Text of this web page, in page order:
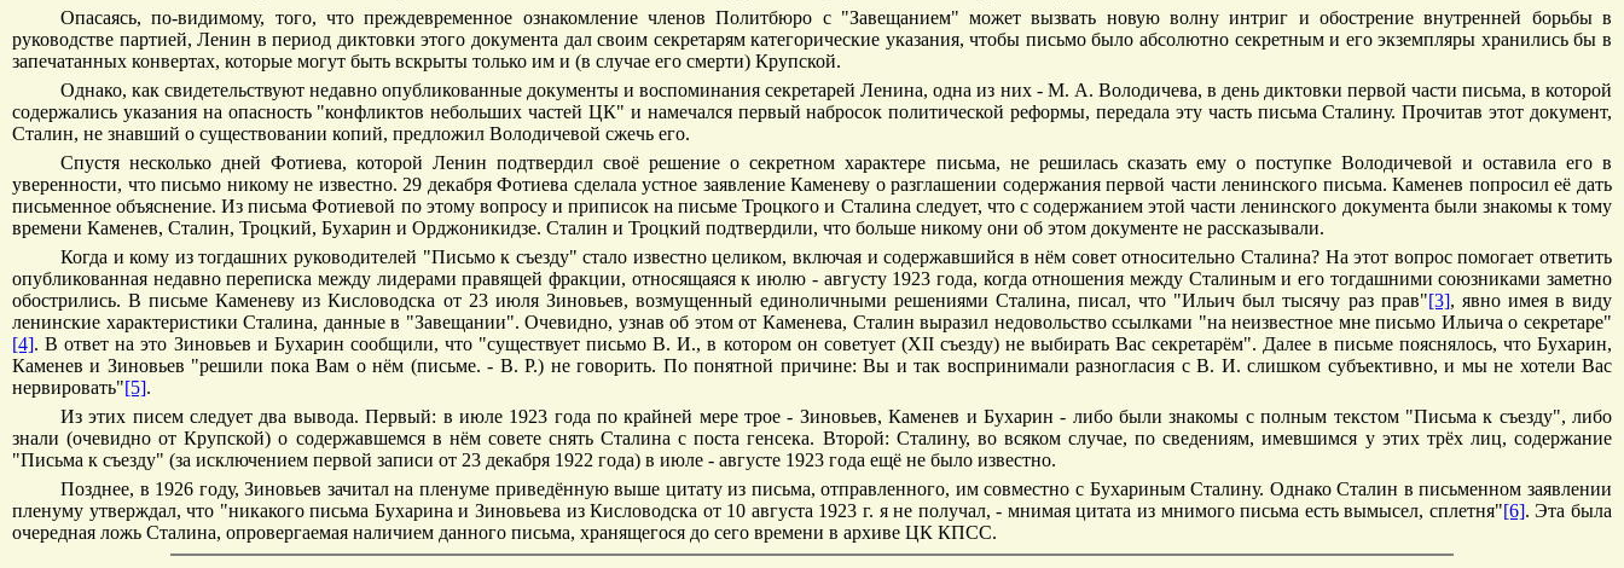
Опасаясь, по-видимому, того, что преждевременное ознакомление членов Политбюро с "Завещанием" может вызвать новую волну интриг и обострение внутренней борьбы в
руководстве партией, Ленин в период диктовки этого документа дал своим секретарям категорические указания, чтобы письмо было абсолютно секретным и его экземпляры хранились бы в
запечатанных конвертах, которые могут быть вскрыты только им и (в случае его смерти) Крупской.
Однако, как свидетельствуют недавно опубликованные документы и воспоминания секретарей Ленина, одна из них - М. А. Володичева, в день диктовки первой части письма, в которой
содержались указания на опасность "конфликтов небольших частей ЦК" и намечался первый набросок политической реформы, передала эту часть письма Сталину. Прочитав этот документ,
Сталин, не знавший о существовании копий, предложил Володичевой сжечь его.
Спустя несколько дней Фотиева, которой Ленин подтвердил своё решение о секретном характере письма, не решилась сказать ему о поступке Володичевой и оставила его в
уверенности, что письмо никому не известно. 29 декабря Фотиева сделала устное заявление Каменеву о разглашении содержания первой части ленинского письма. Каменев попросил её дать
письменное объяснение. Из письма Фотиевой по этому вопросу и приписок на письме Троцкого и Сталина следует, что с содержанием этой части ленинского документа были знакомы к тому
времени Каменев, Сталин, Троцкий, Бухарин и Орджоникидзе. Сталин и Троцкий подтвердили, что больше никому они об этом документе не рассказывали.
Когда и кому из тогдашних руководителей "Письмо к съезду" стало известно целиком, включая и содержавшийся в нём совет относительно Сталина? На этот вопрос помогает ответить
опубликованная недавно переписка между лидерами правящей фракции, относящаяся к июлю - августу 1923 года, когда отношения между Сталиным и его тогдашними союзниками заметно
обострились. В письме Каменеву из Кисловодска от 23 июля Зиновьев, возмущенный единоличными решениями Сталина, писал, что "Ильич был тысячу раз прав"[3], явно имея в виду
ленинские характеристики Сталина, данные в "Завещании". Очевидно, узнав об этом от Каменева, Сталин выразил недовольство ссылками "на неизвестное мне письмо Ильича о секретаре"
[4]. В ответ на это Зиновьев и Бухарин сообщили, что "существует письмо В. И., в котором он советует (XII съезду) не выбирать Вас секретарём". Далее в письме пояснялось, что Бухарин,
Каменев и Зиновьев "решили пока Вам о нём (письме. - В. Р.) не говорить. По понятной причине: Вы и так воспринимали разногласия с В. И. слишком субъективно, и мы не хотели Вас
нервировать"[5].
Из этих писем следует два вывода. Первый: в июле 1923 года по крайней мере трое - Зиновьев, Каменев и Бухарин - либо были знакомы с полным текстом "Письма к съезду", либо
знали (очевидно от Крупской) о содержавшемся в нём совете снять Сталина с поста генсека. Второй: Сталину, во всяком случае, по сведениям, имевшимся у этих трёх лиц, содержание
"Письма к съезду" (за исключением первой записи от 23 декабря 1922 года) в июле - августе 1923 года ещё не было известно.
Позднее, в 1926 году, Зиновьев зачитал на пленуме приведённую выше цитату из письма, отправленного, им совместно с Бухариным Сталину. Однако Сталин в письменном заявлении
пленуму утверждал, что "никакого письма Бухарина и Зиновьева из Кисловодска от 10 августа 1923 г. я не получал, - мнимая цитата из мнимого письма есть вымысел, сплетня"[6]. Эта была
очередная ложь Сталина, опровергаемая наличием данного письма, хранящегося до сего времени в архиве ЦК КПСС.